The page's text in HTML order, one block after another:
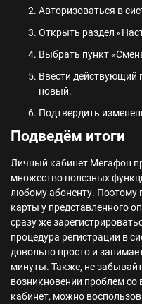
Авторизоваться в
Открыть раздел
Выбрать пункт
Ввести действующий
новый.
Подтвердить
Подведём итоги
Личный кабинет Мегафон
множество полезных
любому абоненту. Поэтому
карты у представленного
сразу же
процедура регистрации в
довольно просто и
минуты. Также, не
возникновении проблем
кабинет, можно